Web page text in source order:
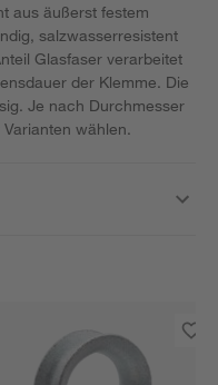
aus äußerst festem
salzwasserresistent
Glasfaser verarbeitet
der Klemme. Die
Je nach Durchmesser
wählen.